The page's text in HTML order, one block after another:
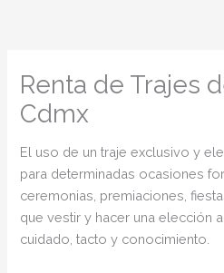
Renta de Trajes
Cdmx
El uso de un traje exclusivo y
para determinadas ocasiones
ceremonias, premiaciones,
que vestir y hacer una elección
cuidado, tacto y conocimiento.